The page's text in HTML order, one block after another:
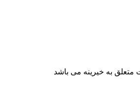
به خیرینه می باشد